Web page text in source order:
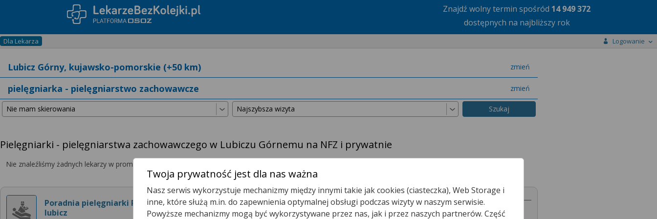
Znajdź wolny termin spośród 14 949 372
dostępnych na najbliższy rok
Dla Lekarza Logowanie
zmień
miasto
zmień
specjalizację
Pielęgniarki - pielęgniarstwa zachowawczego w Lubiczu Górnemu na NFZ i prywatnie
Nie znaleźliśmy żadnych lekarzy w promieniu
Poradnia pielęgniarki POZ
lubicz
Poradnia Pielęgniarki POZ Lubicz
Twoja prywatność jest dla nas ważna
Nasz serwis wykorzystuje mechanizmy między innymi takie jak cookies (ciasteczka), Web Storage i
inne, które służą m.in. do zapewnienia optymalnej obsługi podczas wizyty w naszym serwisie.
Powyższe mechanizmy mogą być wykorzystywane przez nas, jak i przez naszych partnerów. Część